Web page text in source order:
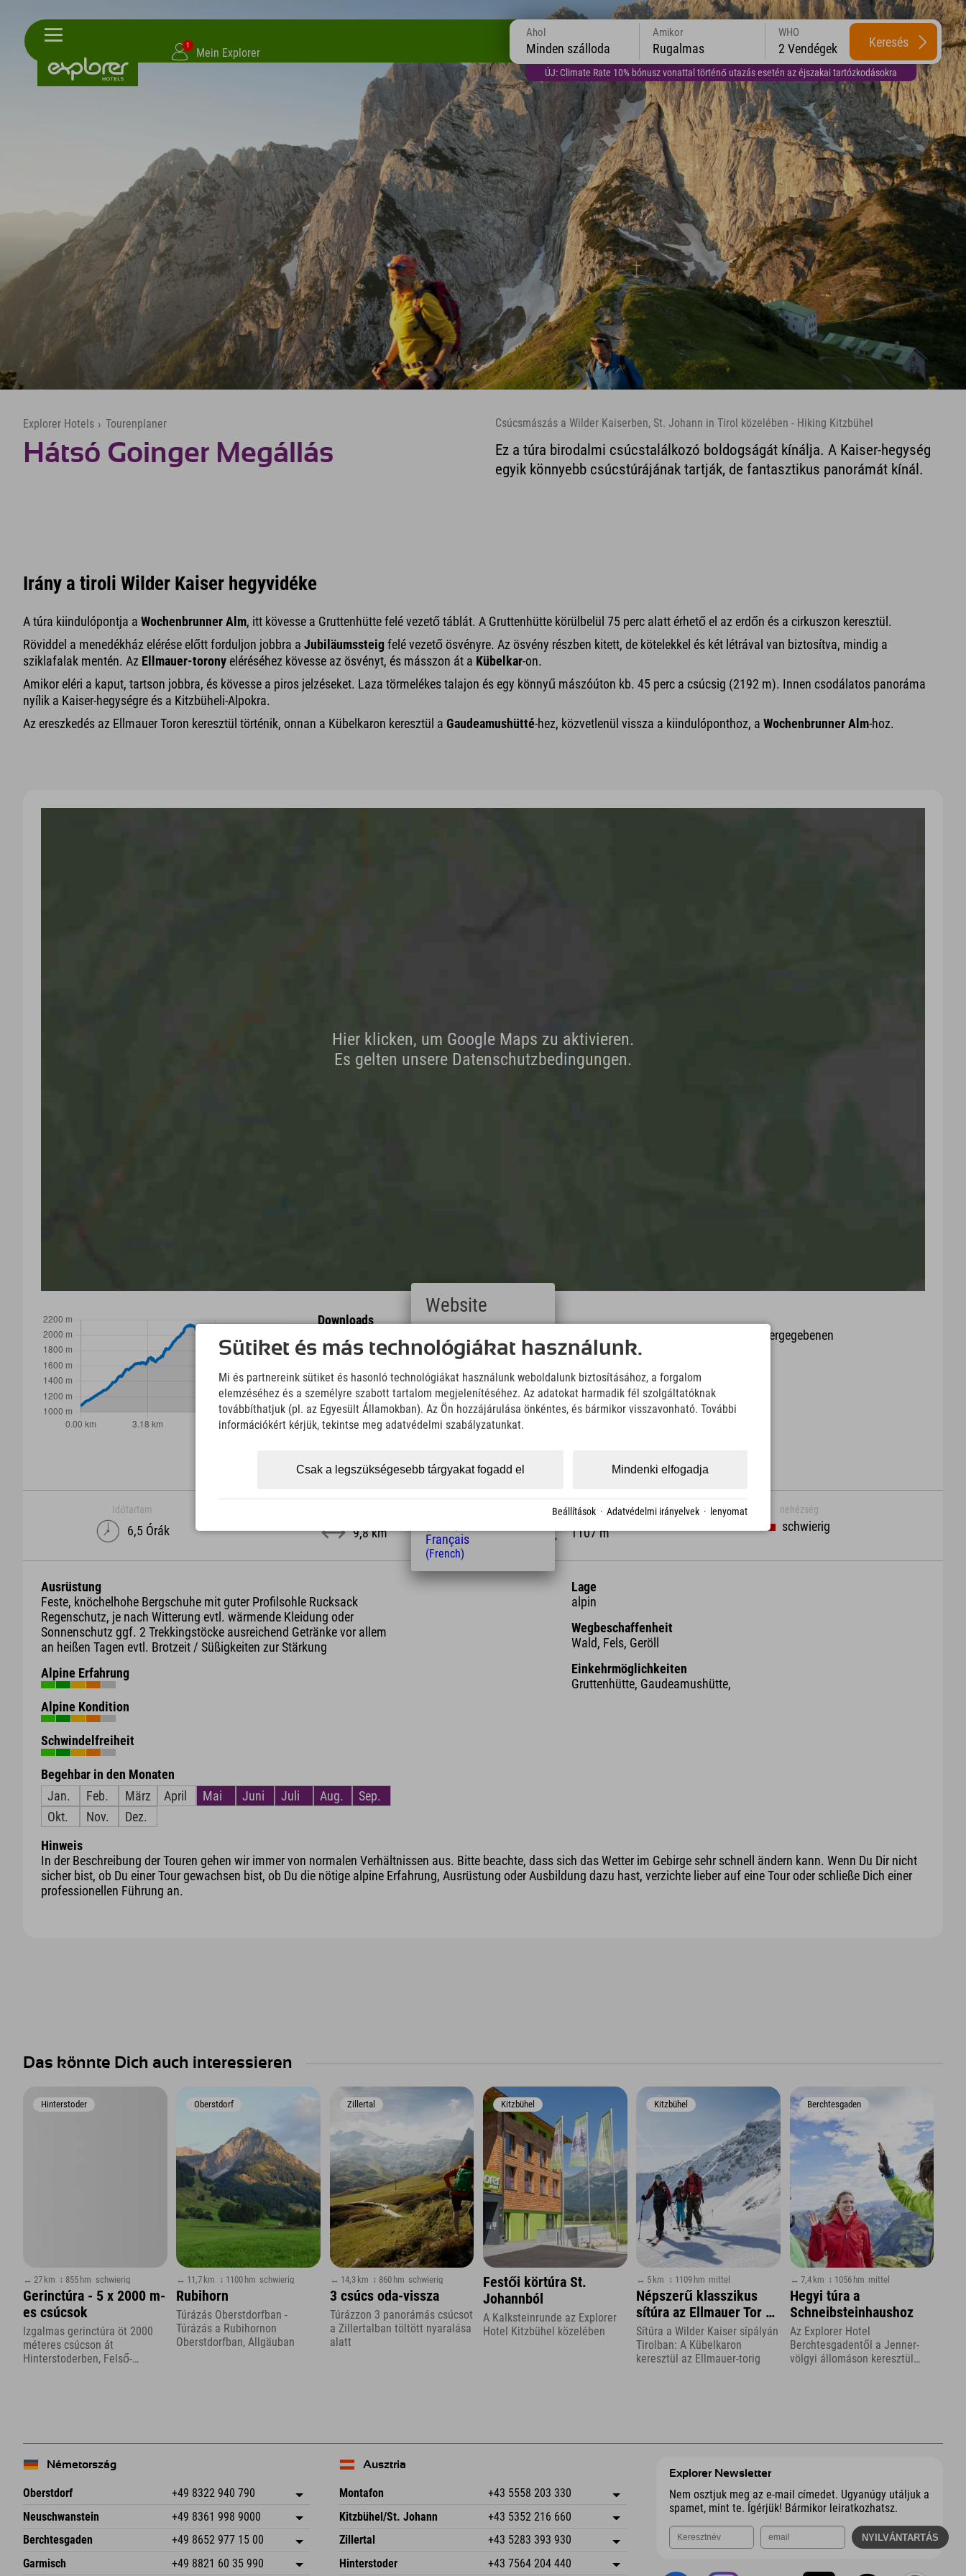
1
Mein Explorer
ÚJ: Climate Rate 10% bónusz vonattal történő utazás esetén az éjszakai tartózkodásokra
Ahol
Minden szálloda
Amikor
Rugalmas
WHO
2 Vendégek Keresés
Explorer Hotels › Tourenplaner
Hátsó Goinger Megállás
Csúcsmászás a Wilder Kaiserben, St. Johann in Tirol közelében - Hiking Kitzbühel
Ez a túra birodalmi csúcstalálkozó boldogságát kínálja. A Kaiser-hegység
egyik könnyebb csúcstúrájának tartják, de fantasztikus panorámát kínál.
Irány a tiroli Wilder Kaiser hegyvidéke
A túra kiindulópontja a Wochenbrunner Alm, itt kövesse a Gruttenhütte felé vezető táblát. A Gruttenhütte körülbelül 75 perc alatt érhető el az erdőn és a cirkuszon keresztül.
Röviddel a menedékház elérése előtt forduljon jobbra a Jubiläumssteigfelé vezető ösvényre. Az ösvény részben kitett, de kötelekkel és két létrával van biztosítva, mindig a
sziklafalak mentén. Az Ellmauer-torony eléréséhez kövesse az ösvényt, és másszon át a Kübelkar-on.
Amikor eléri a kaput, tartson jobbra, és kövesse a piros jelzéseket. Laza törmelékes talajon és egy könnyű mászóúton kb. 45 perc a csúcsig (2192 m). Innen csodálatos panoráma
nyílik a Kaiser-hegységre és a Kitzbüheli-Alpokra.
Az ereszkedés az Ellmauer Toron keresztül történik, onnan a Kübelkaron keresztül a Gaudeamushütté-hez, közvetlenül vissza a kiindulóponthoz, a Wochenbrunner Alm-hoz.
Hier klicken, um Google Maps zu aktivieren.
Es gelten unsere Datenschutzbedingungen.
Downloads
Wir übernehmen keine Haftung für die Richtigkeit, Vollständigkeit oder Aktualität der wiedergegebenen
Informationen. Wir empfehlen die Mitnahme einer zusätzlichen Karte.
KML Download GPX Download
Időtartam
6,5 Órák 9,8 km
Magasság
1107 m
nehézség
schwierig
Ausrüstung
Feste, knöchelhohe Bergschuhe mit guter Profilsohle Rucksack
Regenschutz, je nach Witterung evtl. wärmende Kleidung oder
Sonnenschutz ggf. 2 Trekkingstöcke ausreichend Getränke vor allem
an heißen Tagen evtl. Brotzeit / Süßigkeiten zur Stärkung
Alpine Erfahrung
Alpine Kondition
Schwindelfreiheit
Begehbar in den Monaten
Jan.
Feb. März April Mai Juni Juli Aug.
Sep.
Okt.
Nov. Dez.
Lage
alpin
Wegbeschaffenheit
Wald, Fels, Geröll
Einkehrmöglichkeiten
Gruttenhütte, Gaudeamushütte,
Hinweis
In der Beschreibung der Touren gehen wir immer von normalen Verhältnissen aus. Bitte beachte, dass sich das Wetter im Gebirge sehr schnell ändern kann. Wenn Du Dir nicht
sicher bist, ob Du einer Tour gewachsen bist, ob Du die nötige alpine Erfahrung, Ausrüstung oder Ausbildung dazu hast, verzichte lieber auf eine Tour oder schließe Dich einer
professionellen Führung an.
Das könnte Dich auch interessieren
Hinterstoder
↔ 27 km ↕ 855 hm schwierig
Gerinctúra - 5 x 2000 m-
es csúcsok
Izgalmas gerinctúra öt 2000
méteres csúcson át
Hinterstoderben, Felső-
Oberstdorf
↔ 11,7 km ↕ 1100 hm schwierig
Rubihorn
Túrázás Oberstdorfban -
Túrázás a Rubihornon
Oberstdorfban, Allgäuban
Zillertal
↔ 14,3 km ↕ 860 hm schwierig
3 csúcs oda-vissza
Túrázzon 3 panorámás csúcsot
a Zillertalban töltött nyaralása
alatt
Kitzbühel
Festői körtúra St.
Johannból
A Kalksteinrunde az Explorer
Hotel Kitzbühel közelében
Kitzbühel
↔ 5 km ↕ 1109 hm mittel
Népszerű klasszikus
sítúra az Ellmauer Tor és
a Hintere Goinger Halt
felé
Sítúra a Wilder Kaiser sípályán
Tirolban: A Kübelkaron
keresztül az Ellmauer-torig
Berchtesgaden
↔ 7,4 km ↕ 1056 hm mittel
Hegyi túra a
Schneibsteinhaushoz
Az Explorer Hotel
Berchtesgadentől a Jenner-
völgyi állomáson keresztül
Németország
Oberstdorf +49 8322 940 790
An der Breitach 3
Németország
Cím mentése
Könyv
Neuschwanstein +49 8361 998 9000
An der Riese 45
87484 Nesselwang im Allgäu
Németország
Cím mentése
Könyv
Berchtesgaden +49 8652 977 15 00
Hofreitstr. 7
Cím mentése
Garmisch +49 8821 60 35 990
Ausztria
Montafon +43 5558 203 330
Dorfstr. 127b
6793 Gaschurn/Montafon
Ausztria
Cím mentése
Könyv
Kitzbühel/St. Johann +43 5352 216 660
Speckbacherstraße 87
Ausztria
Cím mentése
Könyv
Zillertal +43 5283 393 930
Schmiedau 2
Cím mentése
Hinterstoder +43 7564 204 440
Explorer Newsletter
Nem osztjuk meg az e-mail címedet. Ugyanúgy utáljuk a
spamet, mint te. Ígérjük! Bármikor leiratkozhatsz.
Sütiket és más technológiákat használunk.
Mi és partnereink sütiket és hasonló technológiákat használunk weboldalunk biztosításához, a forgalom
elemzéséhez és a személyre szabott tartalom megjelenítéséhez. Az adatokat harmadik fél szolgáltatóknak
továbbíthatjuk (pl. az Egyesült Államokban). Az Ön hozzájárulása önkéntes, és bármikor visszavonható. További
információkért kérjük, tekintse meg adatvédelmi szabályzatunkat.
Mindenki elfogadja
Csak a legszükségesebb tárgyakat fogadd el
Beállítások · Adatvédelmi irányelvek · lenyomat
Website
Deutsch
(German)
(English)
Italiano
(Italian)
Čeština
(Polish)
(Hungarian)
Français
(French)